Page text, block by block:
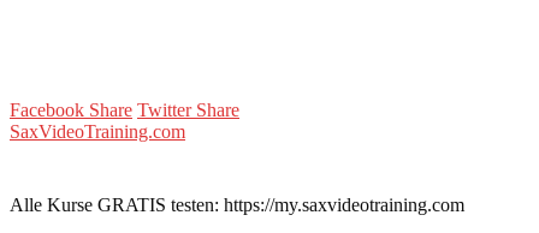
Facebook Share Twitter Share
SaxVideoTraining.com
Alle Kurse GRATIS testen: https://my.saxvideotraining.com